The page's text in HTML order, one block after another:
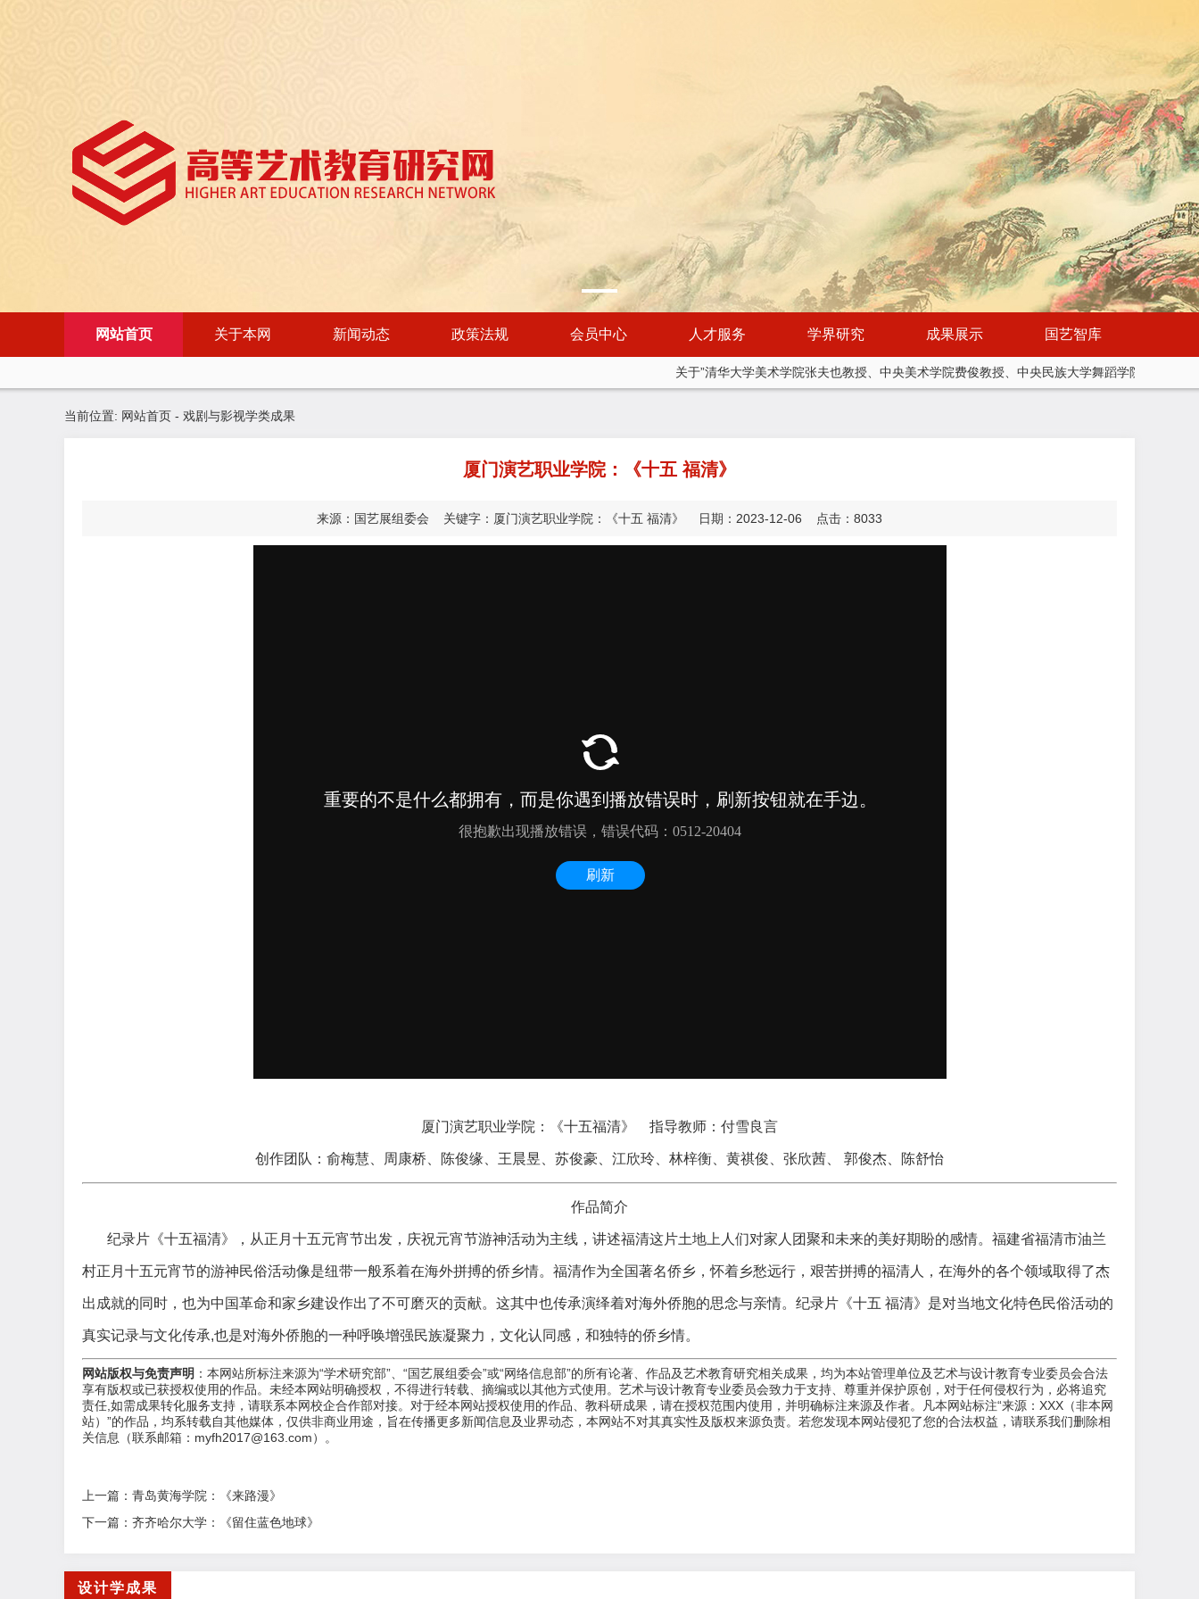
网站首页 关于本网 新闻动态 政策法规 会员中心 人才服务 学界研究 成果展示 国艺智库
关于”清华大学美术学院张夫也教授、中央美术学院费俊教授、中央民族大学舞蹈学院蒙小燕
当前位置: 网站首页 - 戏剧与影视学类成果
厦门演艺职业学院：《十五 福清》
来源：国艺展组委会 关键字：厦门演艺职业学院：《十五 福清》 日期：2023-12-06 点击：8033
厦门演艺职业学院：《十五福清》 指导教师：付雪良言
创作团队：俞梅慧、周康桥、陈俊缘、王晨昱、苏俊豪、江欣玲、林梓衡、黄祺俊、张欣茜、 郭俊杰、陈舒怡
作品简介
纪录片《十五福清》，从正月十五元宵节出发，庆祝元宵节游神活动为主线，讲述福清这片土地上人们对家人团聚和未来的美好期盼的感情。福建省福清市油兰
村正月十五元宵节的游神民俗活动像是纽带一般系着在海外拼搏的侨乡情。福清作为全国著名侨乡，怀着乡愁远行，艰苦拼搏的福清人，在海外的各个领域取得了杰
出成就的同时，也为中国革命和家乡建设作出了不可磨灭的贡献。这其中也传承演绎着对海外侨胞的思念与亲情。纪录片《十五 福清》是对当地文化特色民俗活动的
真实记录与文化传承,也是对海外侨胞的一种呼唤增强民族凝聚力，文化认同感，和独特的侨乡情。
网站版权与免责声明 ：本网站所标注来源为“学术研究部”、“国艺展组委会”或“网络信息部”的所有论著、作品及艺术教育研究相关成果，均为本站管理单位及艺术与设计教育专业委员会合法
享有版权或已获授权使用的作品。未经本网站明确授权，不得进行转载、摘编或以其他方式使用。艺术与设计教育专业委员会致力于支持、尊重并保护原创，对于任何侵权行为，必将追究
责任, 如需成果转化服务支持，请联系本网校企合作部对接。 对于经本网站授权使用的作品、教科研成果，请在授权范围内使用，并明确标注来源及作者。凡本网站标注“来源：XXX（非本网
站）”的作品，均系转载自其他媒体，仅供非商业用途，旨在传播更多新闻信息及业界动态，本网站不对其真实性及版权来源负责。若您发现本网站侵犯了您的合法权益，请联系我们删除相
关信息（联系邮箱：myfh2017@163.com）。
上一篇： 青岛黄海学院：《来路漫》
下一篇： 齐齐哈尔大学：《留住蓝色地球》
设计学成果